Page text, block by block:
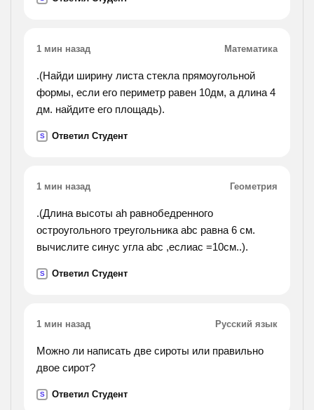
1 мин назад Математика
.(Найди ширину листа стекла прямоугольной
формы, если его периметр равен 10дм, а длина 4
дм. найдите его площадь).
S Ответил Студент
1 мин назад Геометрия
.(Длина высоты ah равнобедренного
остроугольного треугольника abc равна 6 см.
вычислите синус угла abc ,еслиac =10см..).
S Ответил Студент
1 мин назад Русский язык
Можно ли написать две сироты или правильно
двое сирот?
S Ответил Студент